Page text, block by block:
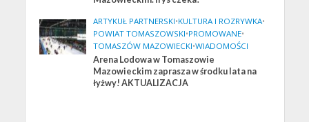
ARTYKUŁ PARTNERSKI•KULTURA I ROZRYWKA•
POWIAT TOMASZOWSKI•PROMOWANE•
TOMASZÓW MAZOWIECKI•WIADOMOŚCI
Arena Lodowa w Tomaszowie
Mazowieckim zaprasza w środku lata na
łyżwy! AKTUALIZACJA